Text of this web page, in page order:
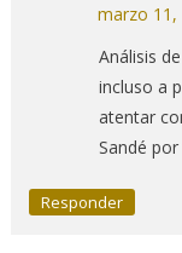
marzo 11,
Análisis
incluso a
atentar
Sandé
Responder